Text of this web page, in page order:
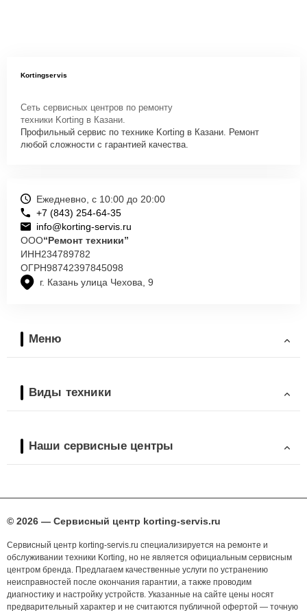
Kortingservis
Сеть сервисных центров по ремонту
техники Korting в Казани.
Профильный сервис по технике Korting в Казани. Ремонт
любой сложности с гарантией качества.
г. Казань улица Чехова, 9
Ежедневно, с 10:00 до 20:00
+7 (843) 254-64-35
info@korting-servis.ru
ООО“Ремонт техники”
ИНН234789782
ОГРН98742397845098
Меню
Виды техники
Наши сервисные центры
© 2026 — Сервисный центр korting-servis.ru
Сервисный центр korting-servis.ru специализируется на ремонте и
обслуживании техники Korting, но не является официальным сервисным
центром бренда. Предлагаем качественные услуги по устранению
неисправностей после окончания гарантии, а также проводим
диагностику и настройку устройств. Указанные на сайте цены носят
предварительный характер и не считаются публичной офертой — точную